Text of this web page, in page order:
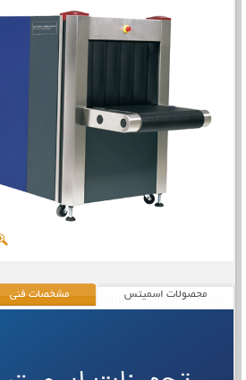
محصولات اسمیتس مشخصات فنی